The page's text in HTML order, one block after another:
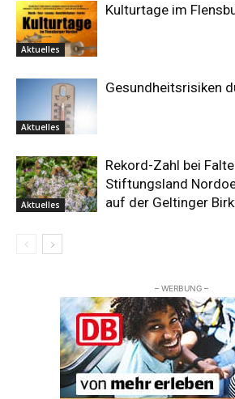
Aktuelles
Kulturtage im
Aktuelles
Gesundheitsrisiken
Aktuelles
Rekord-Zahl bei
Stiftungsland
auf der Geltinger Birk
– WERBUNG –